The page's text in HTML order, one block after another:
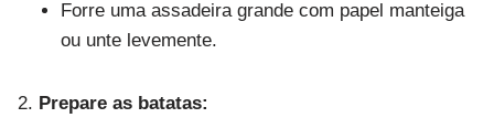
Forre uma assadeira grande com papel manteiga
ou unte levemente.
Prepare as batatas: